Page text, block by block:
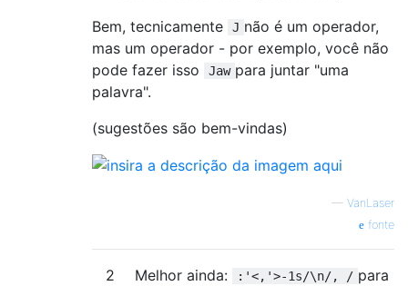
Bem, tecnicamente
J não é um operador,
mas um operador - por exemplo, você não
pode fazer isso
Jaw para juntar "uma
palavra".
(sugestões são bem-vindas)
— VanLaser
fonte
2 Melhor ainda: :'<,'>-1s/\n/, / para